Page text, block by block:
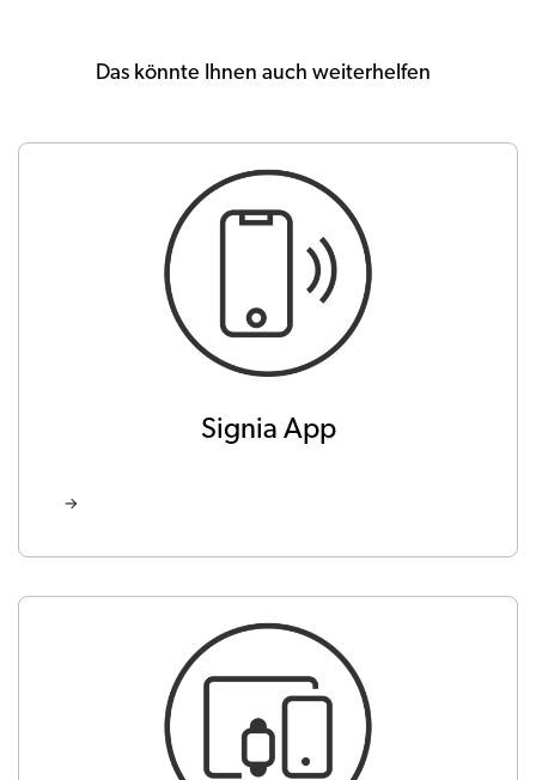
Das könnte Ihnen auch weiterhelfen
Signia App